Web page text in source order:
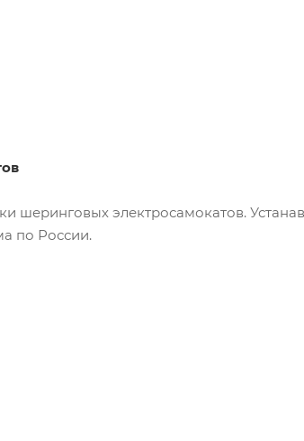
шеринговых электросамокатов.
по России.